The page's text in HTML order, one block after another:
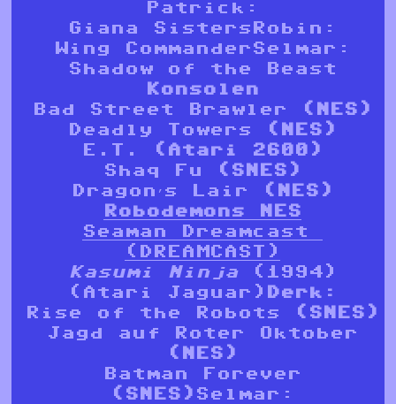
Patrick:
Giana SistersRobin:
Wing CommanderSelmar:
Shadow of the Beast
Konsolen
Bad Street Brawler
(NES)
Deadly Towers
(NES)
E.T.
(Atari 2600)
Shaq Fu
(SNES)
Dragon’s Lair
(NES)
Robodemons NES
Seaman Dreamcast
(DREAMCAST)
Kasumi Ninja(1994)
(Atari Jaguar) Derk:
Rise of the Robots
(SNES)
Jagd auf Roter Oktober
(NES)
Batman Forever
(SNES) Selmar: